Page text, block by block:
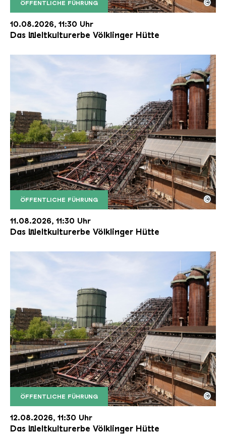
ÖFFENTLICHE FÜHRUNG
Der Erzschrägaufzug der Völklinger Hütte mit
Copyright: Weltkulturerbe Völklinger Hütte | Karl
©
10.08.2026, 11:30 Uhr
Das Weltkulturerbe Völklinger Hütte
ÖFFENTLICHE FÜHRUNG
Der Erzschrägaufzug der Völklinger Hütte mit
Copyright: Weltkulturerbe Völklinger Hütte | Karl
©
11.08.2026, 11:30 Uhr
Das Weltkulturerbe Völklinger Hütte
ÖFFENTLICHE FÜHRUNG
Der Erzschrägaufzug der Völklinger Hütte mit
Copyright: Weltkulturerbe Völklinger Hütte | Karl
©
12.08.2026, 11:30 Uhr
Das Weltkulturerbe Völklinger Hütte